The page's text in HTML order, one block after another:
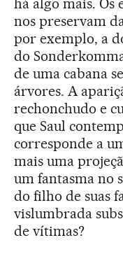
há algo mais. Os
nos preservam
por exemplo, a
do
de uma cabana
árvores. A
rechonchudo e
que Saul
corresponde a
mais uma
um fantasma no
do filho de suas
vislumbrada
de vítimas?